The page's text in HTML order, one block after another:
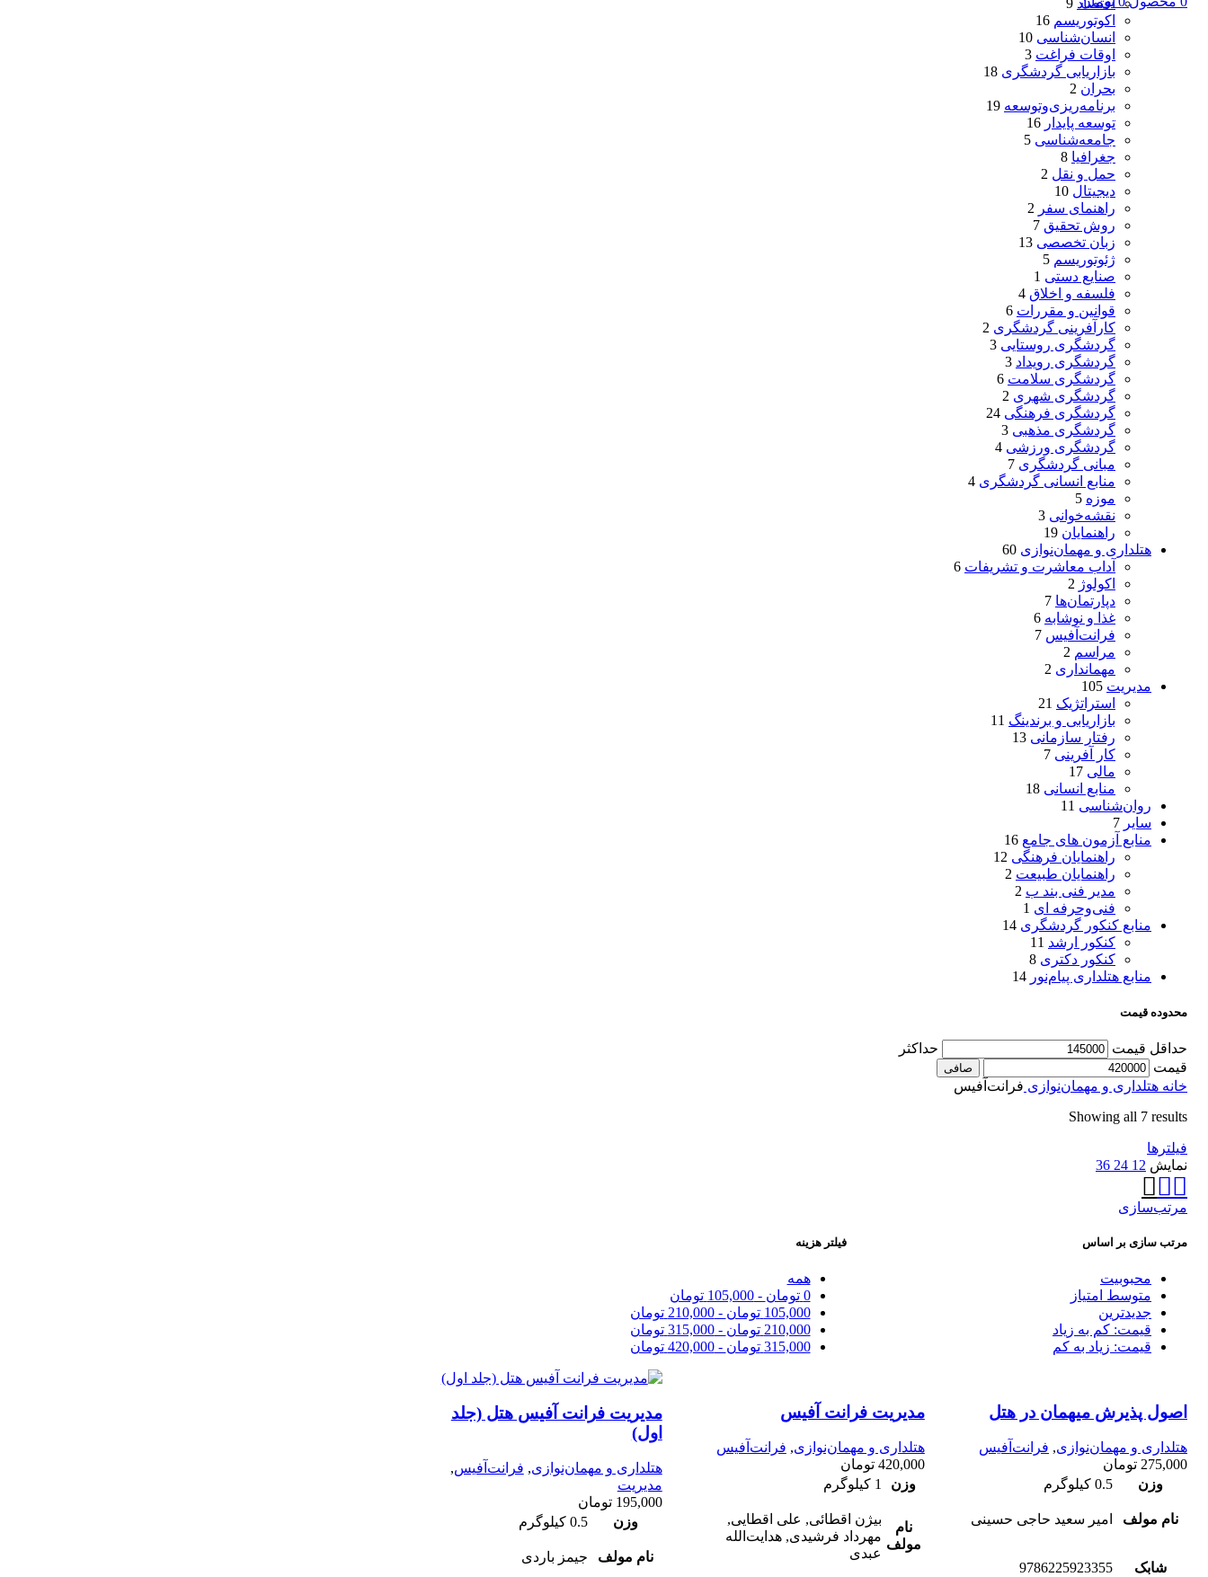
اقتصاد 9
اکوتوریسم 16
انسان‌شناسی 10
اوقات فراغت 3
بازاریابی گردشگری 18
بحران 2
برنامه‌ریزی‌وتوسعه 19
توسعه پایدار 16
جامعه‌شناسی 5
جغرافیا 8
حمل و نقل 2
دیجیتال 10
راهنمای سفر 2
روش تحقیق 7
زبان تخصصی 13
ژئوتوریسم 5
صنایع دستی 1
فلسفه و اخلاق 4
قوانین و مقررات 6
کارآفرینی گردشگری 2
گردشگری روستایی 3
گردشگری رویداد 3
گردشگری سلامت 6
گردشگری شهری 2
گردشگری فرهنگی 24
گردشگری مذهبی 3
گردشگری ورزشی 4
مبانی گردشگری 7
منابع انسانی گردشگری 4
موزه 5
نقشه‌خوانی 3
راهنمایان 19
هتلداری و مهمان‌نوازی 60
آداب معاشرت و تشریفات 6
اکولوژ 2
دپارتمان‌ها 7
غذا و نوشابه 6
فرانت‌آفیس 7
مراسم 2
مهمانداری 2
مدیریت 105
استراتژیک 21
بازاریابی و برندینگ 11
رفتار سازمانی 13
کار آفرینی 7
مالی 17
منابع انسانی 18
روان‌شناسی 11
سایر 7
منابع آزمون های جامع 16
راهنمایان فرهنگی 12
راهنمایان طبیعت 2
مدیر فنی بند ب 2
فنی‌وحرفه‌ ای 1
منابع کنکور گردشگری 14
کنکور ارشد 11
کنکور دکتری 8
منابع هتلداری پیام‌نور 14
محدوده قیمت
حداقل قیمت
حداكثر
قيمت
صافی
خانه هتلداری و مهمان‌نوازی فرانت‌آفیس
Showing all 7 results
فیلترها
نمایش 12
24
36
مرتب‌سازی
مرتب سازی بر اساس
محبوبیت
متوسط امتیاز
جدیدترین
قیمت: کم به زیاد
قیمت: زیاد به کم
فیلتر هزینه
همه
0 تومان -
105,000 تومان
105,000 تومان -
210,000 تومان
210,000 تومان -
315,000 تومان
315,000 تومان -
420,000 تومان
اصول پذیرش میهمان در هتل
هتلداری و مهمان‌نوازی, فرانت‌آفیس
275,000 تومان
وزن
0.5 کیلوگرم
نام مولف امیر سعید حاجی حسینی
شابک 9786225923355
مدیریت فرانت آفیس
هتلداری و مهمان‌نوازی, فرانت‌آفیس
420,000 تومان
وزن
1 کیلوگرم
نام
مولف
بیژن اقطائی, علی اقطایی,
مهرداد فرشیدی, هدایت‌الله
عبدی
مدیریت فرانت آفیس هتل (جلد
اول)
هتلداری و مهمان‌نوازی, فرانت‌آفیس,
مدیریت
195,000 تومان
وزن
0.5 کیلوگرم
نام مولف جیمز باردی